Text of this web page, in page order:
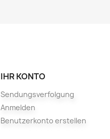
IHR KONTO
Sendungsverfolgung
Anmelden
Benutzerkonto erstellen